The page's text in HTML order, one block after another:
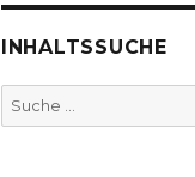
INHALTSSUCHE
Suche
nach: